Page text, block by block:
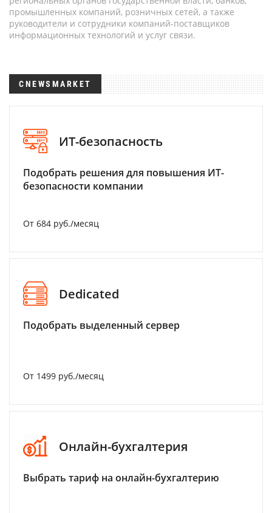
промышленных компаний, розничных сетей, а также
руководители и сотрудники компаний-поставщиков
информационных технологий и услуг связи.
CNEWSMARKET
ИТ-безопасность
Подобрать решения для повышения ИТ-
безопасности компании
От 684 руб./месяц
Dedicated
Подобрать выделенный сервер
От 1499 руб./месяц
Онлайн-бухгалтерия
Выбрать тариф на онлайн-бухгалтерию